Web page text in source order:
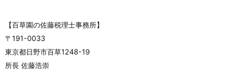
【百草園の佐藤税理士事務所】
〒191-0033
東京都日野市百草1248-19
所長 佐藤浩崇